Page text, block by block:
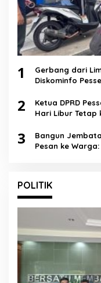
1
Gerbang dari
Diskominfo
2
Ketua DPRD
Hari Libur
3
Bangun
Pesan ke
POLITIK